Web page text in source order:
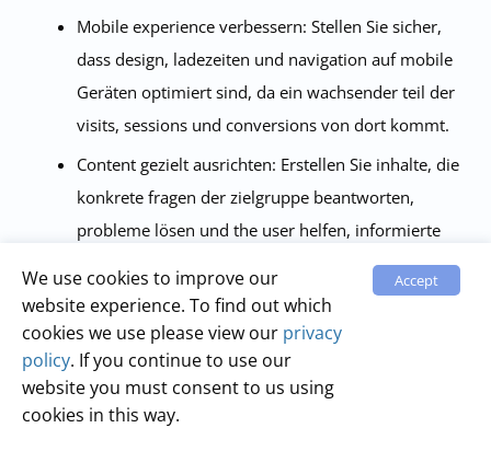
Mobile experience verbessern: Stellen Sie sicher,
dass design, ladezeiten und navigation auf mobile
Geräten optimiert sind, da ein wachsender teil der
visits, sessions und conversions von dort kommt.
Content gezielt ausrichten: Erstellen Sie inhalte, die
konkrete fragen der zielgruppe beantworten,
probleme lösen und the user helfen, informierte
Entscheidungen zu treffen. So steigt die chance, dass
aus interessenten tatsächliche conversions werden.
Retargeting und E-Mail nutzen: Setzen Sie
kampagnen ein, die users nach einem
abgebrochenen warenkorb oder nach dem Besuch
We use cookies to improve our
website experience. To find out which
cookies we use please view our privacy
policy. If you continue to use our
website you must consent to us using
cookies in this way.
Accept